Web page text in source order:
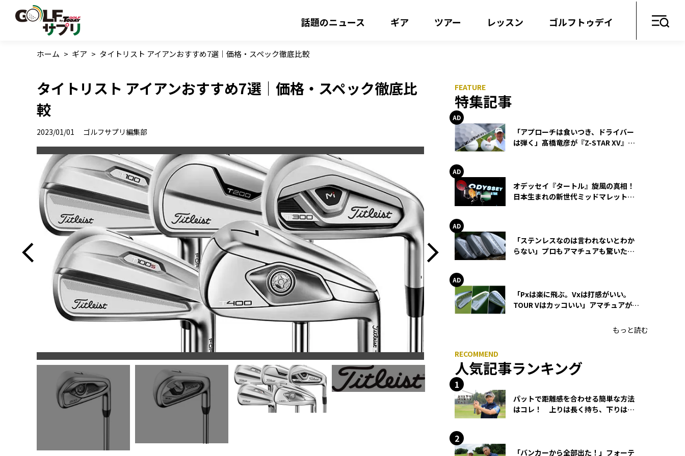
話題のニュース ギア ツアー レッスン ゴルフトゥデイ
ホーム > ギア > タイトリスト アイアンおすすめ7選｜価格・スペック徹底比較
タイトリスト アイアンおすすめ7選｜価格・スペック徹底比
較
2023/01/01 ゴルフサプリ編集部
特集記事
「アプローチは食いつき、ドライバー
は弾く」髙橋竜彦が『Z-STAR XV』を
オデッセイ『タートル』旋風の真相！
日本生まれの新世代ミッドマレットが
「ステンレスなのは言われないとわか
らない」プロもアマチュアも驚いた
「Pxは楽に飛ぶ。Vxは打感がいい。
TOUR Vはカッコいい」アマチュアが選
もっと読む
人気記事ランキング
パットで距離感を合わせる簡単な方法
はコレ！ 上りは長く持ち、下りは短
「バンカーから全部出た！」フォーテ